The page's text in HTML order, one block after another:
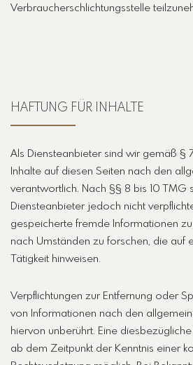
Verbraucherschlichtungsstelle
HAFTUNG FÜR INHALTE
Als Diensteanbieter sind wir gemäß §
Inhalte auf diesen Seiten nach den
verantwortlich. Nach §§ 8 bis 10 TMG
Diensteanbieter jedoch nicht
gespeicherte fremde Informationen
nach Umständen zu forschen, die auf
Tätigkeit hinweisen.
Verpflichtungen zur Entfernung oder
von Informationen nach den
hiervon unberührt. Eine
ab dem Zeitpunkt der Kenntnis einer